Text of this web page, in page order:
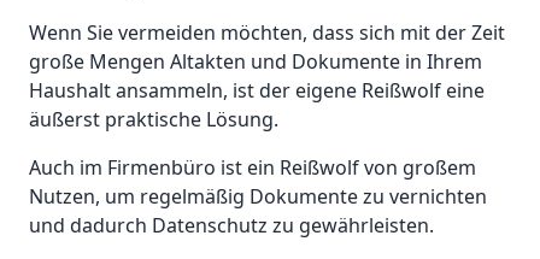
Wenn Sie vermeiden möchten, dass sich mit der Zeit
große Mengen Altakten und Dokumente in Ihrem
Haushalt ansammeln, ist der eigene Reißwolf eine
äußerst praktische Lösung.
Auch im Firmenbüro ist ein Reißwolf von großem
Nutzen, um regelmäßig Dokumente zu vernichten
und dadurch Datenschutz zu gewährleisten.